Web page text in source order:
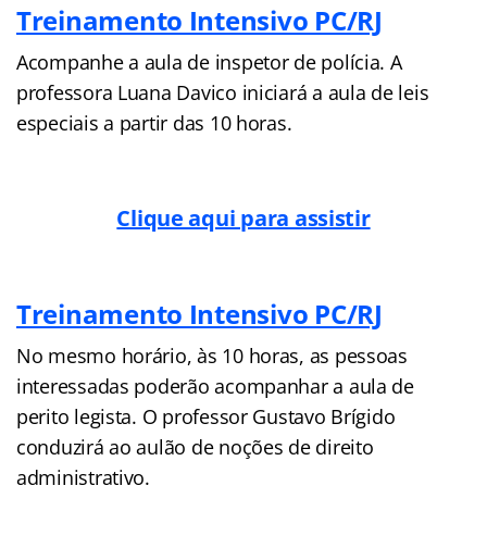
Treinamento Intensivo PC/RJ
Acompanhe a aula de inspetor de polícia. A
professora Luana Davico iniciará a aula de leis
especiais a partir das 10 horas.
Clique aqui para assistir
Treinamento Intensivo PC/RJ
No mesmo horário, às 10 horas, as pessoas
interessadas poderão acompanhar a aula de
perito legista. O professor Gustavo Brígido
conduzirá ao aulão de noções de direito
administrativo.